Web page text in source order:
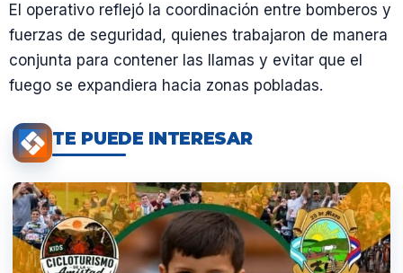
El operativo reflejó la coordinación entre bomberos y
fuerzas de seguridad, quienes trabajaron de manera
conjunta para contener las llamas y evitar que el
fuego se expandiera hacia zonas pobladas.
TE PUEDE INTERESAR